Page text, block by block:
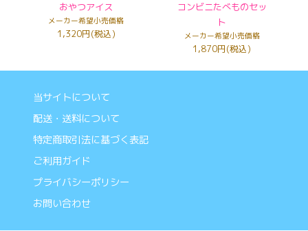
おやつアイス
メーカー希望小売価格
1,320円(税込)
コンビニたべものセッ
ト
メーカー希望小売価格
1,870円(税込)
当サイトについて
配送・送料について
特定商取引法に基づく表記
ご利用ガイド
プライバシーポリシー
お問い合わせ